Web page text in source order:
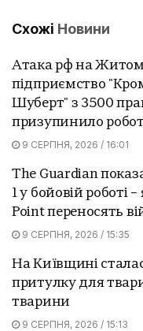
Схожі Новини
Атака рф на
підприємство
Шуберт" з 3500
призупинило
9 СЕРПНЯ, 2026 / 16:01
The Guardian
1 у бойовій роботі
Point переносять
9 СЕРПНЯ, 2026 / 15:35
На Київщині
притулку для
тварини
9 СЕРПНЯ, 2026 / 15:13